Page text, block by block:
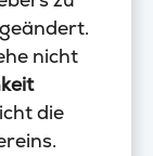
nicht
die